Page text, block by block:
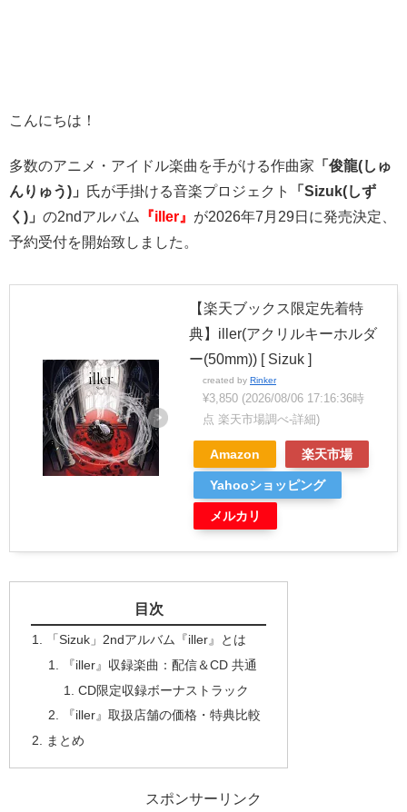
こんにちは！
多数のアニメ・アイドル楽曲を手がける作曲家 「俊龍(しゅ
んりゅう)」
氏が手掛ける音楽プロジェクト
「Sizuk(しず
く)」 の2ndアルバム 『iller』 が2026年7月29日に発売決定、
予約受付を開始致しました。
【楽天ブックス限定先着特
典】iller(アクリルキーホルダ
ー(50mm)) [ Sizuk ]
created by Rinker
¥3,850 (2026/08/06 17:16:36時
点 楽天市場調べ-詳細)
Amazon 楽天市場
Yahooショッピング
メルカリ
目次
「Sizuk」2ndアルバム『iller』とは
『iller』収録楽曲：配信＆CD 共通
CD限定収録ボーナストラック
『iller』取扱店舗の価格・特典比較
まとめ
スポンサーリンク